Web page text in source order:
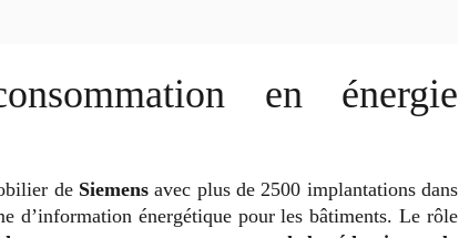
en énergie
de Siemens avec plus de 2500 implantations dans
d’information énergétique pour les bâtiments. Le rôle